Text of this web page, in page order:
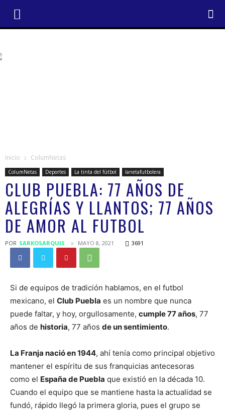
Inicio ColumNetas
ColumNetas Deportes La tinta del fútbol lanetafutbolera
CLUB PUEBLA: 77 AÑOS DE
ALEGRÍAS Y LLANTOS; 77 AÑOS
DE AMOR AL FUTBOL
POR SARKOSARQUIS MAYO 8, 2021 3691
Si de equipos de tradición hablamos, en el futbol
mexicano, el Club Puebla es un nombre que nunca
puede faltar, y hoy, orgullosamente, cumple 77 años, 77
años de historia, 77 años de un sentimiento.
La Franja nació en 1944, ahí tenía como principal objetivo
mantener el espíritu de sus franquicias antecesoras
como el España de Puebla que existió en la década 10.
Cuando el equipo que se mantiene hasta la actualidad se
fundó, rápido llegó la primera gloria, pues el grupo se